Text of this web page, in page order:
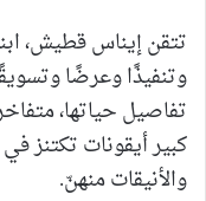
تتقن إيناس قطيش،
وتنفيذًا وعرضًا
تفاصيل حياتها،
كبير أيقونات تكتنز
والأنيقات منهنّ.